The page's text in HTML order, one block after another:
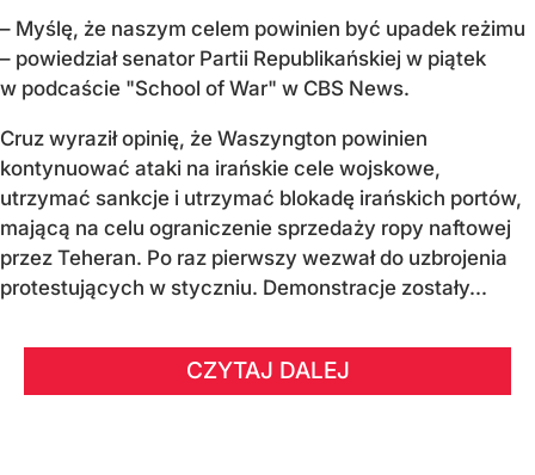
– Myślę, że naszym celem powinien być upadek reżimu
– powiedział senator Partii Republikańskiej w piątek
w podcaście "School of War" w CBS News.
Cruz wyraził opinię, że Waszyngton powinien
kontynuować ataki na irańskie cele wojskowe,
utrzymać sankcje i utrzymać blokadę irańskich portów,
mającą na celu ograniczenie sprzedaży ropy naftowej
przez Teheran. Po raz pierwszy wezwał do uzbrojenia
protestujących w styczniu. Demonstracje zostały...
CZYTAJ DALEJ